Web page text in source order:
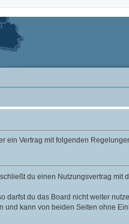
ein Vertrag mit folgenden
du einen Nutzungsvertrag
darfst du das Board nicht weiter
und kann von beiden Seiten ohne